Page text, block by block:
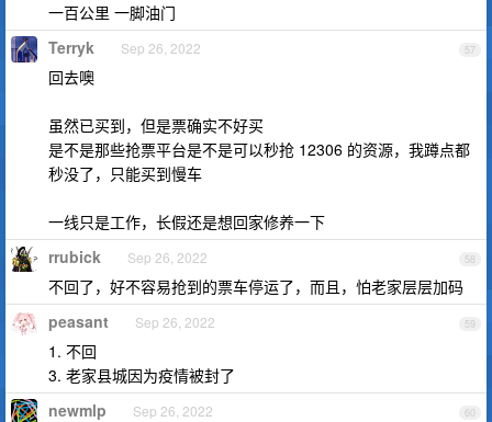
一百公里 一脚油门
57
Terryk Sep 26, 2022
回去噢
虽然已买到，但是票确实不好买
是不是那些抢票平台是不是可以秒抢 12306 的资源，我蹲点都
秒没了，只能买到慢车
一线只是工作，长假还是想回家修养一下
58
rrubick Sep 26, 2022
不回了，好不容易抢到的票车停运了，而且，怕老家层层加码
59
peasant Sep 26, 2022
1. 不回
3. 老家县城因为疫情被封了
60
newmlp Sep 26, 2022